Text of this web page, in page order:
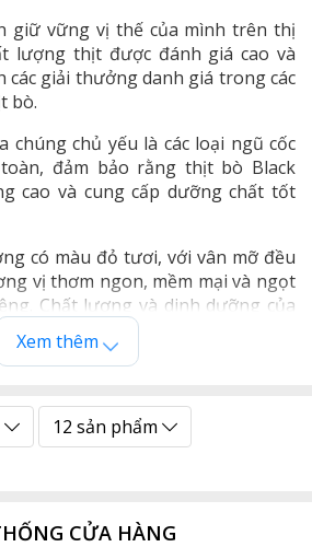
giữ vững vị thế của mình trên thị
lượng thịt được đánh giá cao và
các giải thưởng danh giá trong các
bò.
chúng chủ yếu là các loại ngũ cốc
đảm bảo rằng thịt bò Black
cao và cung cấp dưỡng chất tốt
có màu đỏ tươi, với vân mỡ đều
vị thơm ngon, mềm mại và ngọt
Chất lượng và dinh dưỡng của
đương với thịt bò Angus Mỹ.
Xem thêm
12 sản phẩm
CỬA HÀNG